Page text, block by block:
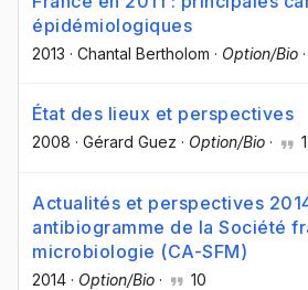
épidémiologiques
2013 · Chantal Bertholom · Option/Bio ·
État des lieux et perspectives
2008 · Gérard Guez · Option/Bio ·
Actualités et perspectives
antibiogramme de la Société
microbiologie (CA-SFM)
2014 · Option/Bio · 10